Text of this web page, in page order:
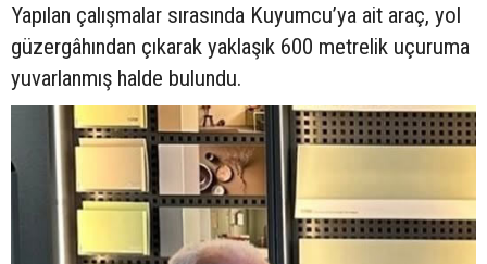
Yapılan çalışmalar sırasında Kuyumcu’ya ait araç, yol
güzergâhından çıkarak yaklaşık 600 metrelik uçuruma
yuvarlanmış halde bulundu.